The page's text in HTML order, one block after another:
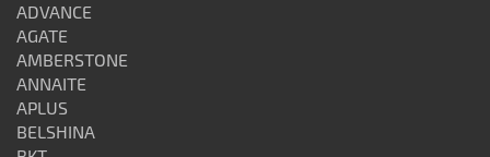
ADVANCE
AGATE
AMBERSTONE
ANNAITE
APLUS
BELSHINA